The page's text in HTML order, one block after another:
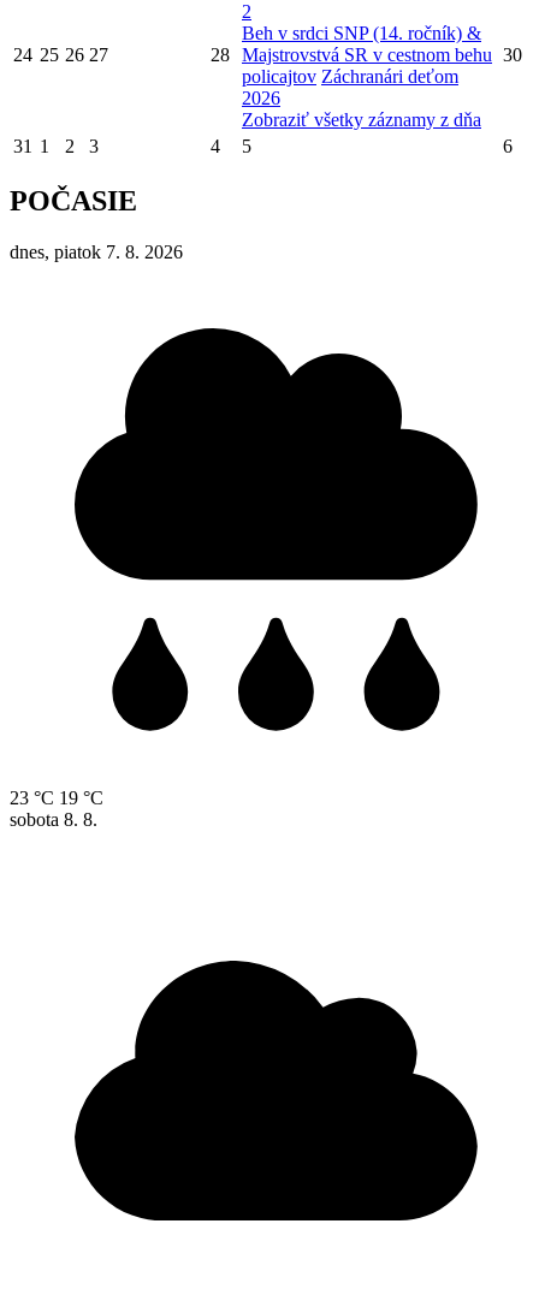
24 25 26 27 28
2
Beh v srdci SNP (14. ročník) &
Majstrovstvá SR v cestnom behu
policajtov Záchranári deťom
2026
Zobraziť všetky záznamy z dňa
30
31 1 2 3 4 5 6
POČASIE
dnes, piatok 7. 8. 2026
23 °C 19 °C
sobota 8. 8.